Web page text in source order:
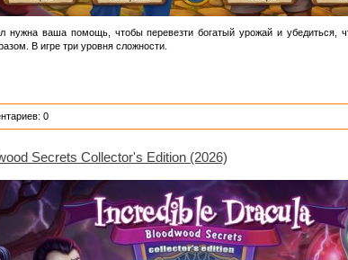
ваша помощь, чтобы перевезти богатый урожай и убедиться,
В игре три уровня сложности.
0
Secrets Collector's Edition (2026)